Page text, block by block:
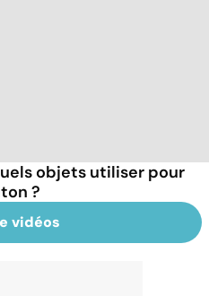
objets utiliser pour
?
vidéos